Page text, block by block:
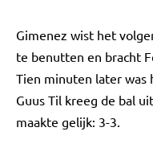
Gimenez wist het
te benutten en bracht
Tien minuten later was
Guus Til kreeg de bal
maakte gelijk: 3-3.